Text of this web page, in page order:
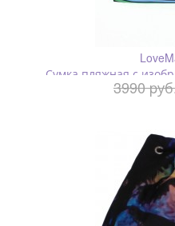
Сумка пляжная с
3990